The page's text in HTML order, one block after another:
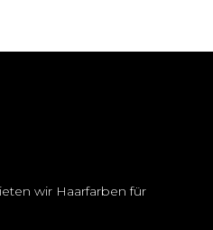
wir Haarfarben für